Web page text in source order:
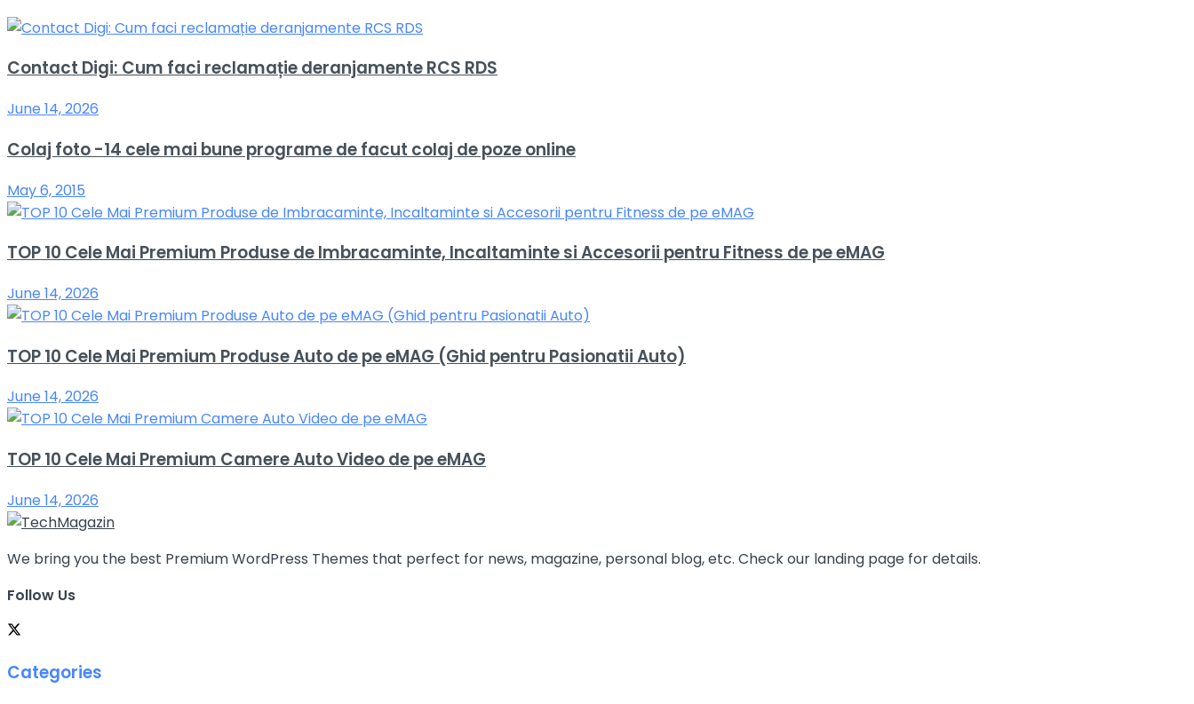
Contact Digi: Cum faci reclamație deranjamente RCS RDS
June 14, 2026
Colaj foto -14 cele mai bune programe de facut colaj de poze online
May 6, 2015
TOP 10 Cele Mai Premium Produse de Imbracaminte, Incaltaminte si Accesorii pentru Fitness de pe eMAG
June 14, 2026
TOP 10 Cele Mai Premium Produse Auto de pe eMAG (Ghid pentru Pasionatii Auto)
June 14, 2026
TOP 10 Cele Mai Premium Camere Auto Video de pe eMAG
June 14, 2026
We bring you the best Premium WordPress Themes that perfect for news, magazine, personal blog, etc. Check our landing page for details.
Follow Us
Categories